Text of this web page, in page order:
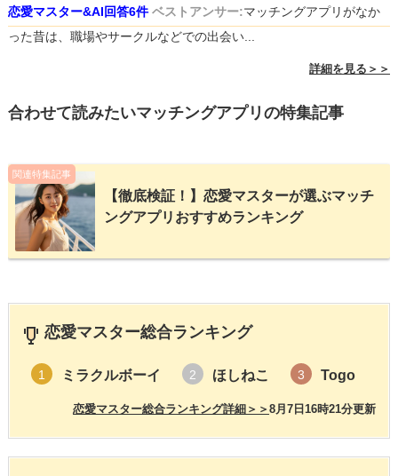
恋愛マスター&AI回答6件 ベストアンサー:マッチングアプリがなか
った昔は、職場やサークルなどでの出会い...
詳細を見る＞＞
合わせて読みたいマッチングアプリの特集記事
関連特集記事
【徹底検証！】恋愛マスターが選ぶマッチ
ングアプリおすすめランキング
恋愛マスター総合ランキング
1 ミラクルボーイ 2 ほしねこ 3 Togo
8月7日16時21分更新
恋愛マスター総合ランキング詳細＞＞